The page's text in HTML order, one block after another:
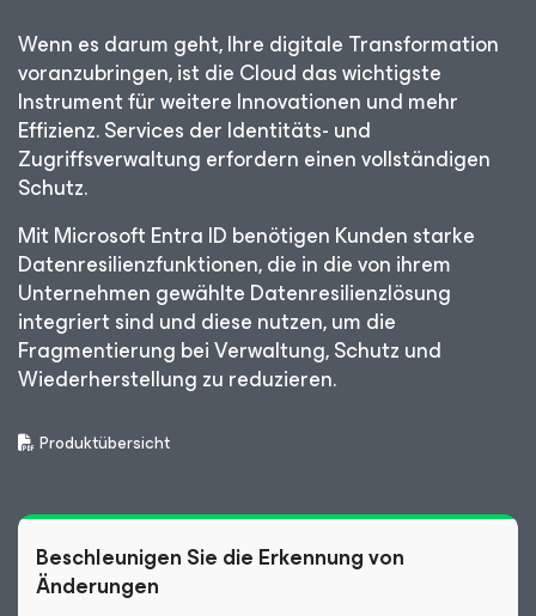
Wenn es darum geht, Ihre digitale Transformation
voranzubringen, ist die Cloud das wichtigste
Instrument für weitere Innovationen und mehr
Effizienz. Services der Identitäts- und
Zugriffsverwaltung erfordern einen vollständigen
Schutz.
Mit Microsoft Entra ID benötigen Kunden starke
Datenresilienzfunktionen, die in die von ihrem
Unternehmen gewählte Datenresilienzlösung
integriert sind und diese nutzen, um die
Fragmentierung bei Verwaltung, Schutz und
Wiederherstellung zu reduzieren.
Produktübersicht
Beschleunigen Sie die Erkennung von
Änderungen